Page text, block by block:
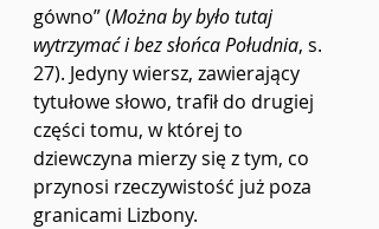
gówno” (Można by było tutaj
wytrzymać i bez słońca Południa, s.
27). Jedyny wiersz, zawierający
tytułowe słowo, trafił do drugiej
części tomu, w której to
dziewczyna mierzy się z tym, co
przynosi rzeczywistość już poza
granicami Lizbony.